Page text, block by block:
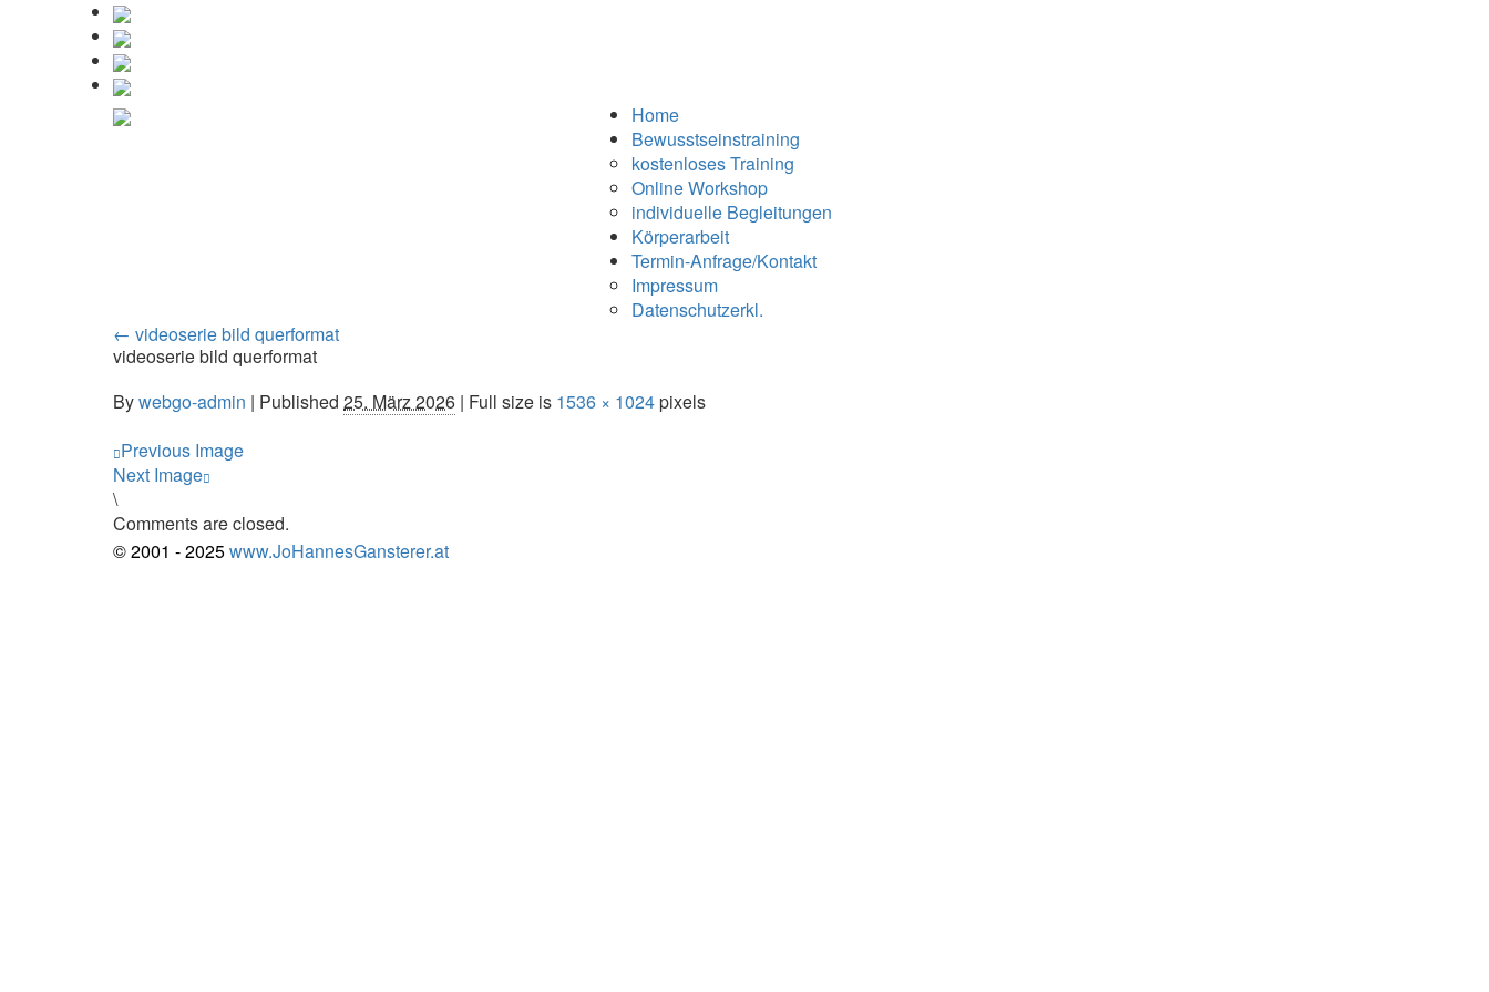
Home
Bewusstseinstraining
kostenloses Training
Online Workshop
individuelle Begleitungen
Körperarbeit
Termin-Anfrage/Kontakt
Impressum
Datenschutzerkl.
← videoserie bild querformat
videoserie bild querformat
Bywebgo-admin | Published 25. März 2026 | Full size is 1536 × 1024pixels
Previous Image
Next Image
\
Comments are closed.
© 2001 - 2025www.JoHannesGansterer.at